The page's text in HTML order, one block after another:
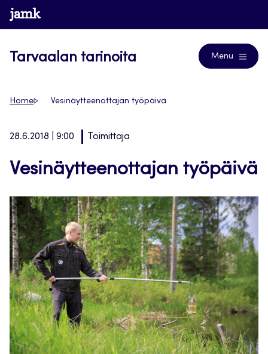
Siirry
suoraan
www.jamk.fi
Tarvaalan tarinoita Menu
Home Vesinäytteenottajan työpäivä
28.6.2018 | 9:00 Toimittaja
Vesinäytteenottajan työpäivä